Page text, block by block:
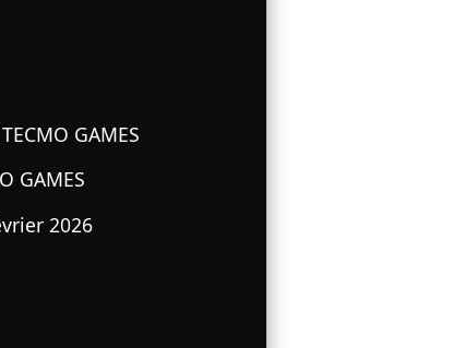
GAMES
GAMES
2026